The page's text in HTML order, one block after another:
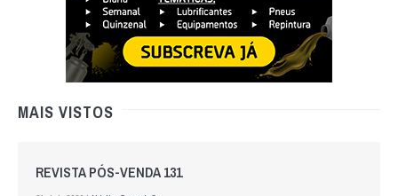
MAIS VISTOS
REVISTA PÓS-VENDA 131